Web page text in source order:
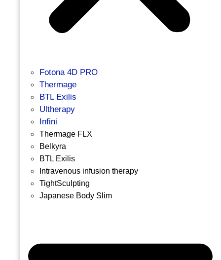
Fotona 4D PRO
Thermage
BTL Exilis
Ultherapy
Infini
Thermage FLX
Belkyra
BTL Exilis
Intravenous infusion therapy
TightSculpting
Japanese Body Slim